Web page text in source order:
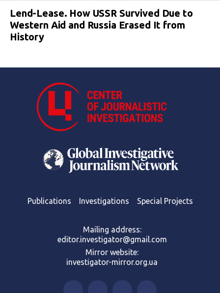
Lend-Lease. How USSR Survived Due to
Western Aid and Russia Erased It from
History
Publications Investigations Special Projects
Mailing address:
editor.investigator@gmail.com
Mirror website:
investigator-mirror.org.ua